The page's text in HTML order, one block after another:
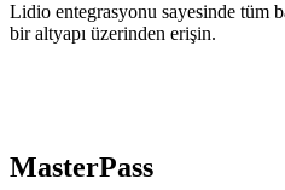
Lidio entegrasyonu sayesinde tüm
bir altyapı üzerinden erişin.
MasterPass